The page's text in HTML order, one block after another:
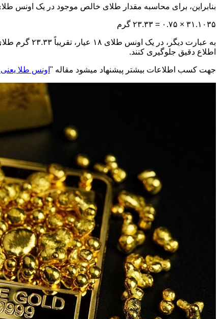
بنابراین، برای محاسبه مقدار طلای خالص موجود در یک اونس طلای ۱۸ عیار، از فرمول زیر استفاده
۳۱.۱۰۳۵ × ۰.۷۵ = ۲۳.۳۳ گرم
به عبارت
اطلاع دقیق جلوگیری کنند.
جهت کسب اطلاعات بیشتر پیشنهاد میشود مقاله " اونس طلا